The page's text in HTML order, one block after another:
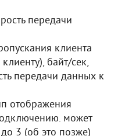
передачи
клиента
байт/сек,
передачи данных к
отображения
может
3 (об это позже)